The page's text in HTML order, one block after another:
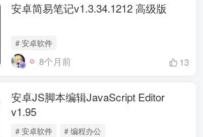
安卓简易笔记v1.3.34.1212 高级版
# 安卓软件
8个月前 13
安卓JS脚本编辑JavaScript Editor
v1.95
# 安卓软件 # 编程办公